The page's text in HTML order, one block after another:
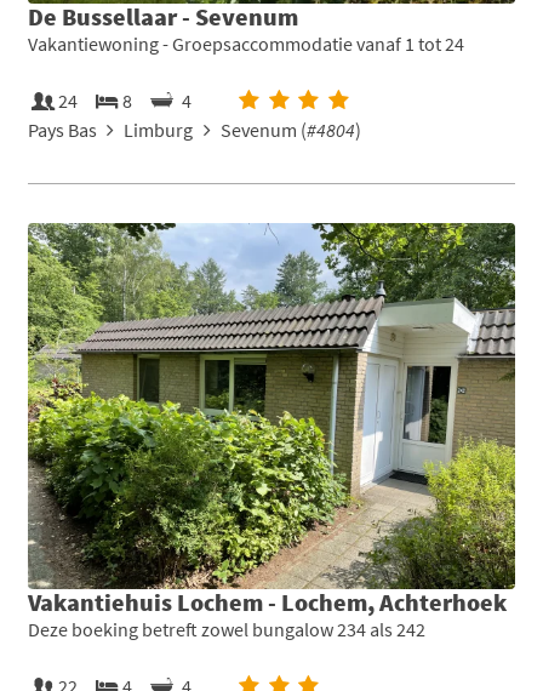
De Bussellaar - Sevenum
Vakantiewoning - Groepsaccommodatie vanaf 1 tot 24
24 8
4
Pays Bas
Limburg Sevenum (#4804)
Vakantiehuis Lochem - Lochem, Achterhoek
Deze boeking betreft zowel bungalow 234 als 242
22 4
4